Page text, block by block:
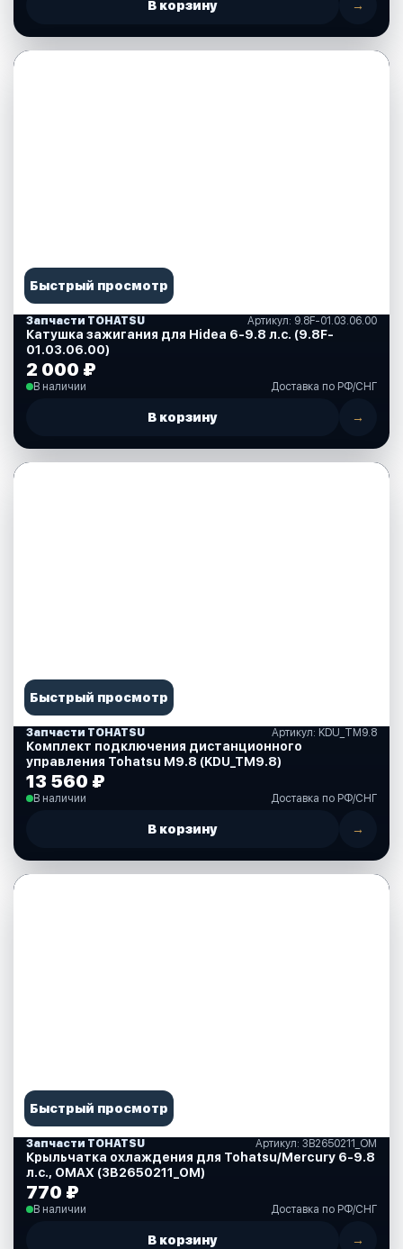
В корзину →
Быстрый просмотр
Запчасти TOHATSU Артикул: 9.8F-01.03.06.00
Катушка зажигания для Hidea 6-9.8 л.с. (9.8F-
01.03.06.00)
2 000 ₽
В наличии Доставка по РФ/СНГ
В корзину →
Быстрый просмотр
Запчасти TOHATSU Артикул: KDU_TM9.8
Комплект подключения дистанционного
управления Tohatsu M9.8 (KDU_TM9.8)
13 560 ₽
В наличии Доставка по РФ/СНГ
В корзину →
Быстрый просмотр
Запчасти TOHATSU Артикул: 3В2650211_ОМ
Крыльчатка охлаждения для Tohatsu/Mercury 6-9.8
л.с., OMAX (3В2650211_ОМ)
770 ₽
В наличии Доставка по РФ/СНГ
В корзину →